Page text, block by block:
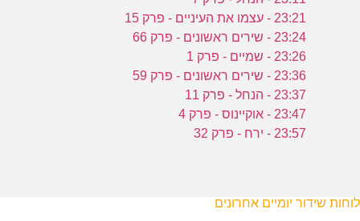
23:21 - עצמו את העיניים - פרק 15
23:24 - שירים ראשונים - פרק 66
23:26 - שמיים - פרק 1
23:36 - שירים ראשונים - פרק 59
23:37 - הנחל - פרק 11
23:47 - אוקיינוס - פרק 4
23:57 - ירח - פרק 32
לוחות שידור יומיים אחרונים